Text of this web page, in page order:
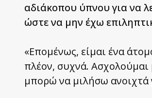
αδιάκοπου ύπνου για να
ώστε να μην έχω
«Επομένως, είμαι ένα
πλέον, συχνά. Ασχολούμαι
μπορώ να μιλήσω